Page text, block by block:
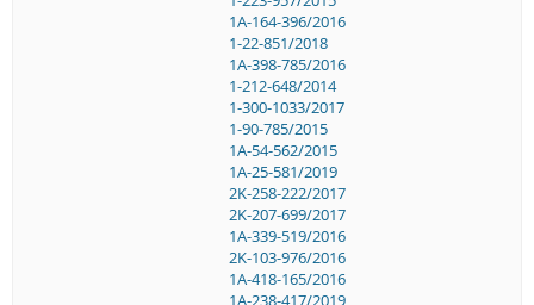
1A-164-396/2016
1-22-851/2018
1A-398-785/2016
1-212-648/2014
1-300-1033/2017
1-90-785/2015
1A-54-562/2015
1A-25-581/2019
2K-258-222/2017
2K-207-699/2017
1A-339-519/2016
2K-103-976/2016
1A-418-165/2016
1A-238-417/2019